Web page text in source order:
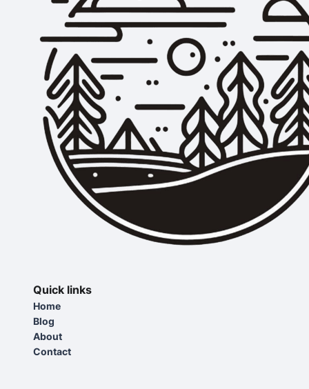
Quick links
Home
Blog
About
Contact